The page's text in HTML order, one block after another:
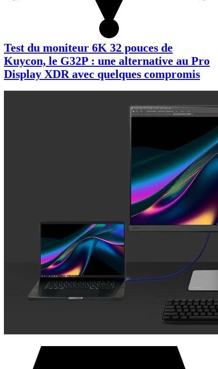
Test du moniteur 6K 32 pouces de
Kuycon, le G32P : une alternative au Pro
Display XDR avec quelques compromis